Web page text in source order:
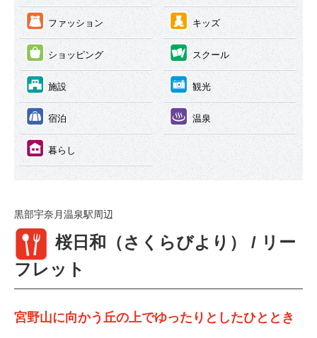
③ ファッション ④ キッズ
⑤ ショッピング ⑥ スクール
⑦ 施設 ⑧ 観光
⑨ 宿泊 ⑩ 温泉
⑪ 暮らし
黒部宇奈月温泉駅周辺
① 桜日和（さくらびより） / リー
フレット
宮野山に向かう丘の上でゆったりとしたひととき